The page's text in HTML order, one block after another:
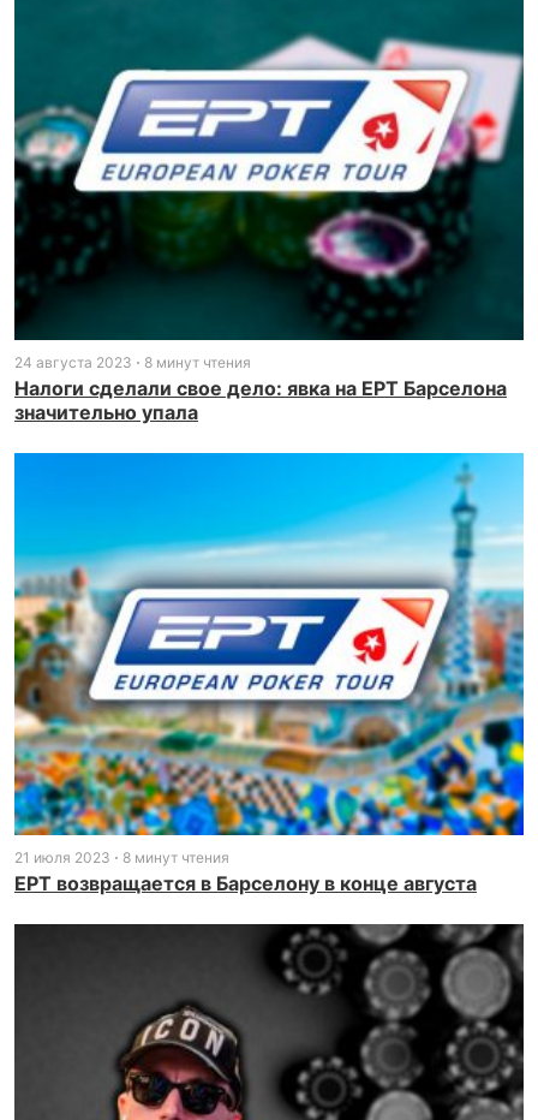
24 августа 2023 8 минут чтения
Налоги сделали свое дело: явка на EPT Барселона
значительно упала
21 июля 2023 8 минут чтения
EPT возвращается в Барселону в конце августа